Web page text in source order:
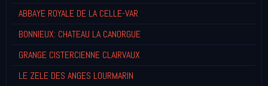
ABBAYE ROYALE DE LA CELLE-VAR
BONNIEUX: CHATEAU LA CANORGUE
GRANGE CISTERCIENNE CLAIRVAUX
LE ZELE DES ANGES LOURMARIN